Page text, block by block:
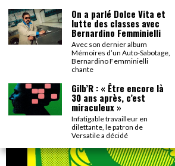
On a parlé Dolce Vita et
lutte des classes avec
Bernardino Femminielli
Avec son dernier album
Mémoires d’un Auto-Sabotage,
Bernardino Femminielli
chante
Gilb’R : « Être encore là
30 ans après, c’est
miraculeux »
Infatigable travailleur en
dilettante, le patron de
Versatile a décidé